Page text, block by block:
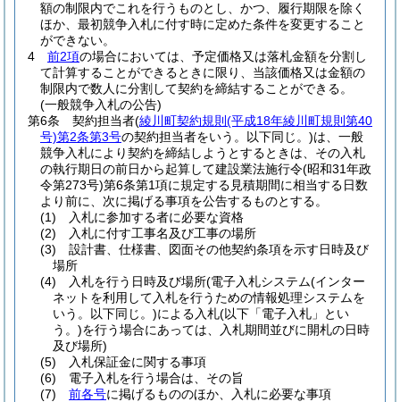
額の制限内でこれを行うものとし、かつ、履行期限を除く
ほか、最初競争入札に付す時に定めた条件を変更すること
ができない。
4
前2項の場合においては、予定価格又は落札金額を分割し
て計算することができるときに限り、当該価格又は金額の
制限内で数人に分割して契約を締結することができる。
(一般競争入札の公告)
第6条
契約担当者(綾川町契約規則 (平成18年綾川町規則第40
号)第2条第3号の契約担当者をいう。以下同じ。)は、一般
競争入札により契約を締結しようとするときは、その入札
の執行期日の前日から起算して建設業法施行令(昭和31年政
令第273号)第6条第1項に規定する見積期間に相当する日数
より前に、次に掲げる事項を公告するものとする。
(1)
入札に参加する者に必要な資格
(2)
入札に付す工事名及び工事の場所
(3)
設計書、仕様書、図面その他契約条項を示す日時及び
場所
(4)
入札を行う日時及び場所(電子入札システム(インター
ネットを利用して入札を行うための情報処理システムを
いう。以下同じ。)による入札(以下「電子入札」とい
う。)を行う場合にあっては、入札期間並びに開札の日時
及び場所)
(5)
入札保証金に関する事項
(6)
電子入札を行う場合は、その旨
(7)
前各号に掲げるもののほか、入札に必要な事項